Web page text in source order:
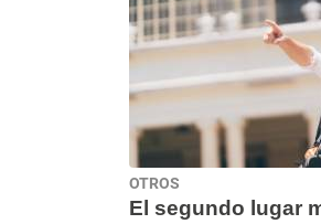
OTROS
El segundo lugar